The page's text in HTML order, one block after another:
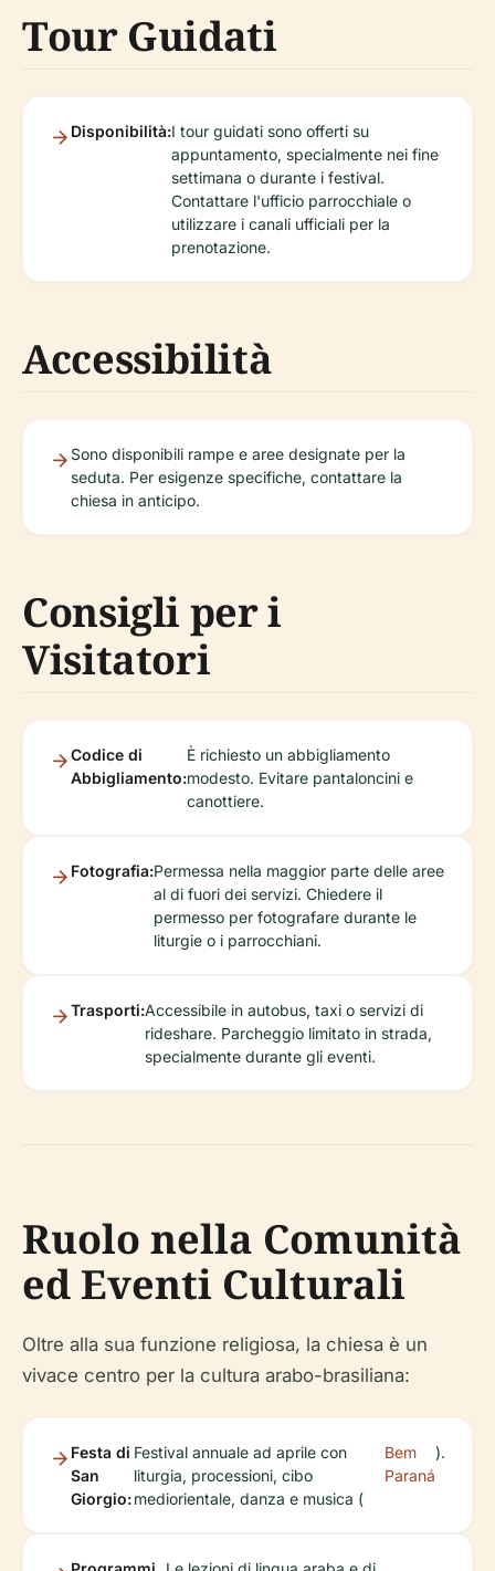
Tour Guidati
Disponibilità:I tour guidati sono offerti su
appuntamento, specialmente nei fine
settimana o durante i festival.
Contattare l'ufficio parrocchiale o
utilizzare i canali ufficiali per la
prenotazione.
Accessibilità
Sono disponibili rampe e aree designate per la
seduta. Per esigenze specifiche, contattare la
chiesa in anticipo.
Consigli per i
Visitatori
Codice di
Abbigliamento:
È richiesto un abbigliamento
modesto. Evitare pantaloncini e
canottiere.
Fotografia:Permessa nella maggior parte delle aree
al di fuori dei servizi. Chiedere il
permesso per fotografare durante le
liturgie o i parrocchiani.
Trasporti:Accessibile in autobus, taxi o servizi di
rideshare. Parcheggio limitato in strada,
specialmente durante gli eventi.
Ruolo nella Comunità
ed Eventi Culturali
Oltre alla sua funzione religiosa, la chiesa è un
vivace centro per la cultura arabo-brasiliana:
Festa di
San
Giorgio:
Festival annuale ad aprile con
liturgia, processioni, cibo
mediorientale, danza e musica (
Bem
Paraná
).